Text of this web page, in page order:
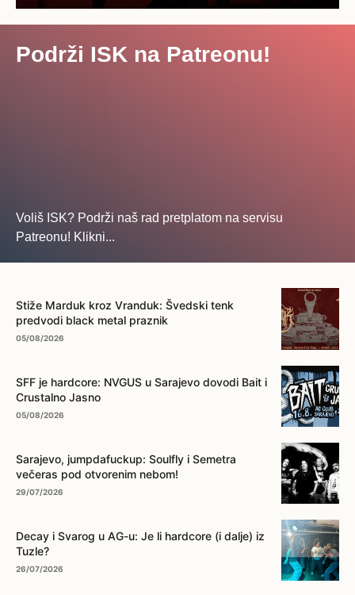
Podrži ISK na Patreonu!
Voliš ISK? Podrži naš rad pretplatom na servisu
Patreonu! Klikni...
Stiže Marduk kroz Vranduk: Švedski tenk
predvodi black metal praznik
05/08/2026
SFF je hardcore: NVGUS u Sarajevo dovodi Bait i
Crustalno Jasno
05/08/2026
Sarajevo, jumpdafuckup: Soulfly i Semetra
večeras pod otvorenim nebom!
29/07/2026
Decay i Svarog u AG-u: Je li hardcore (i dalje) iz
Tuzle?
26/07/2026